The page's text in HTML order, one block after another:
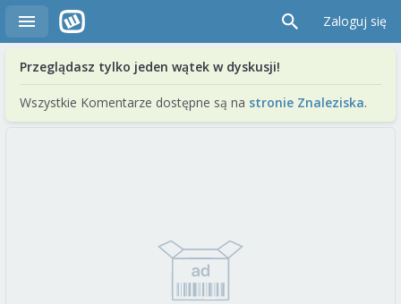
Zaloguj się
Przeglądasz tylko jeden wątek w dyskusji!
Wszystkie Komentarze dostępne są na stronie Znaleziska.